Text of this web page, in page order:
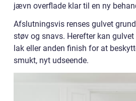
jævn overflade klar til en ny
Afslutningsvis renses gulvet
støv og snavs. Herefter kan
lak eller anden finish for at
smukt, nyt udseende.